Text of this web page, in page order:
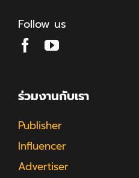
Follow us
ร่วมงานกับเรา
Publisher
Influencer
Advertiser